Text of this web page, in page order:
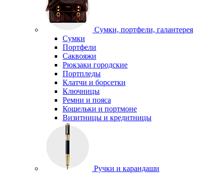
Сумки, портфели, галантерея
Сумки
Портфели
Саквояжи
Рюкзаки городские
Портпледы
Клатчи и борсетки
Ключницы
Ремни и пояса
Кошельки и портмоне
Визитницы и кредитницы
Ручки и карандаши